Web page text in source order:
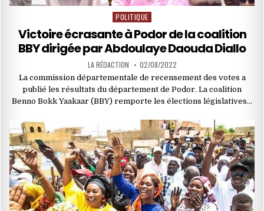
Posted
in
POLITIQUE
Victoire écrasante à Podor de la coalition
BBY dirigée par Abdoulaye Daouda Diallo
LA RÉDACTION 02/08/2022
La commission départementale de recensement des votes a
publié les résultats du département de Podor. La coalition
Benno Bokk Yaakaar (BBY) remporte les élections législatives…